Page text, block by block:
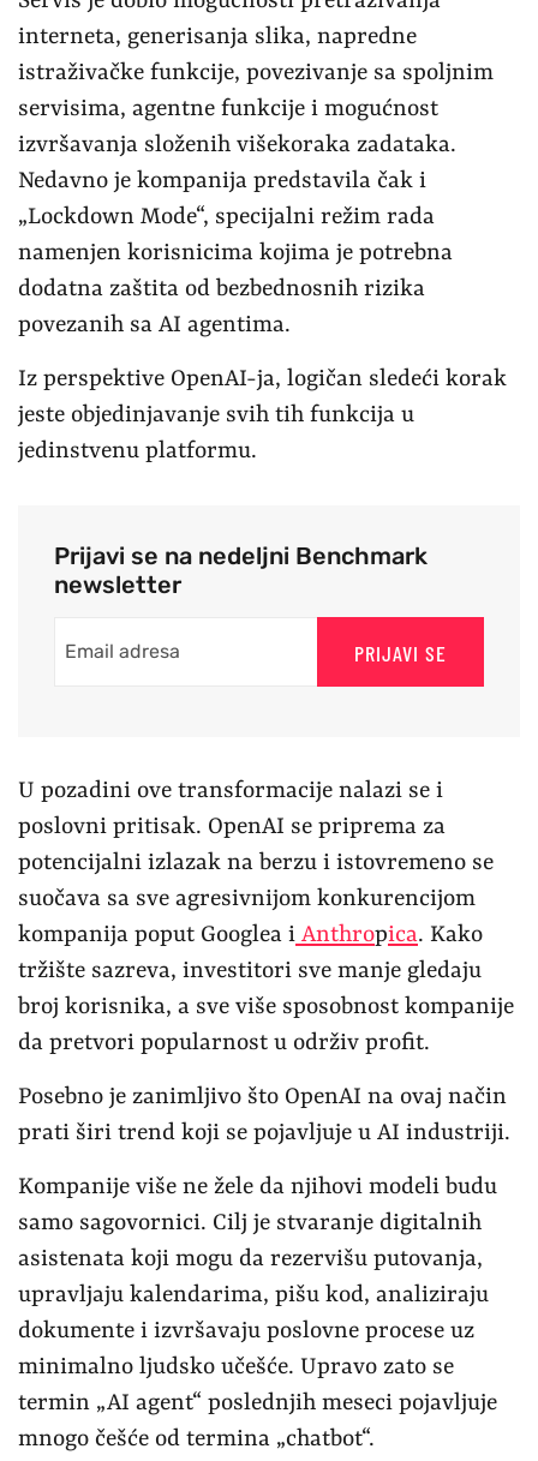
interneta, generisanja slika, napredne
istraživačke funkcije, povezivanje sa spoljnim
servisima, agentne funkcije i mogućnost
izvršavanja složenih višekoraka zadataka.
Nedavno je kompanija predstavila čak i
„Lockdown Mode“, specijalni režim rada
namenjen korisnicima kojima je potrebna
dodatna zaštita od bezbednosnih rizika
povezanih sa AI agentima.
Iz perspektive OpenAI-ja, logičan sledeći korak
jeste objedinjavanje svih tih funkcija u
jedinstvenu platformu.
Prijavi se na nedeljni Benchmark
newsletter
PRIJAVI SE
U pozadini ove transformacije nalazi se i
poslovni pritisak. OpenAI se priprema za
potencijalni izlazak na berzu i istovremeno se
suočava sa sve agresivnijom konkurencijom
kompanija poput Googlea i Anthropica. Kako
tržište sazreva, investitori sve manje gledaju
broj korisnika, a sve više sposobnost kompanije
da pretvori popularnost u održiv profit.
Posebno je zanimljivo što OpenAI na ovaj način
prati širi trend koji se pojavljuje u AI industriji.
Kompanije više ne žele da njihovi modeli budu
samo sagovornici. Cilj je stvaranje digitalnih
asistenata koji mogu da rezervišu putovanja,
upravljaju kalendarima, pišu kod, analiziraju
dokumente i izvršavaju poslovne procese uz
minimalno ljudsko učešće. Upravo zato se
termin „AI agent“ poslednjih meseci pojavljuje
mnogo češće od termina „chatbot“.